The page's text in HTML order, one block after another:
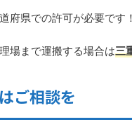
府県での許可が必要です！
場まで運搬する場合は三
ご相談を